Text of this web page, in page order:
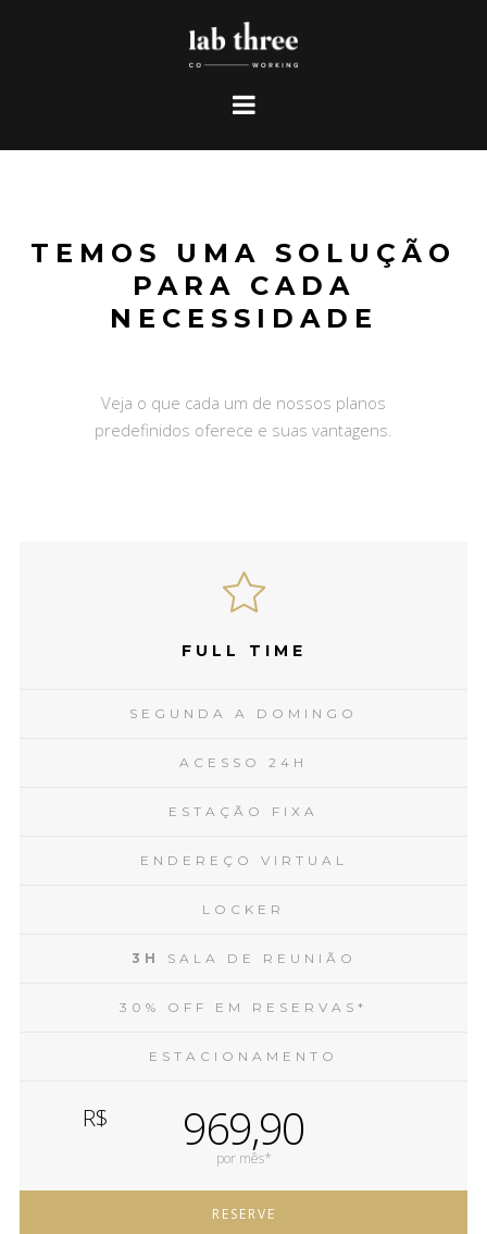
TEMOS UMA SOLUÇÃO
PARA CADA
NECESSIDADE
Veja o que cada um de nossos planos
predefinidos oferece e suas vantagens.
FULL TIME
SEGUNDA A DOMINGO
ACESSO 24H
ESTAÇÃO FIXA
ENDEREÇO VIRTUAL
LOCKER
3H SALA DE REUNIÃO
30% OFF EM RESERVAS*
ESTACIONAMENTO
R$ 969,90
por mês*
RESERVE